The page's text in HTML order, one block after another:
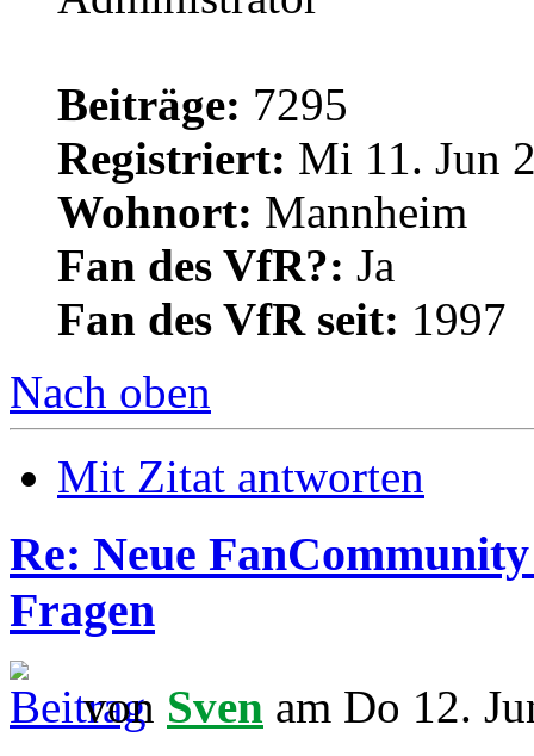
Beiträge: 7295
Registriert: Mi 11. Jun
Wohnort: Mannheim
Fan des VfR?: Ja
Fan des VfR seit: 1997
Nach oben
Mit Zitat antworten
Re: Neue
Fragen
von Sven am Do 12.